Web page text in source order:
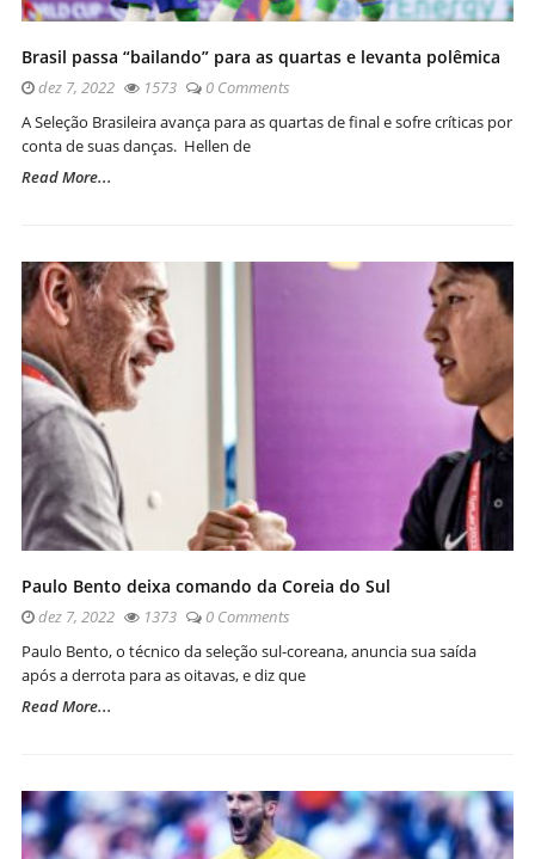
Brasil passa “bailando” para as quartas e levanta polêmica
dez 7, 2022 1573
0 Comments
A Seleção Brasileira avança para as quartas de final e sofre críticas por
conta de suas danças. Hellen de
Read More...
Paulo Bento deixa comando da Coreia do Sul
dez 7, 2022 1373
0 Comments
Paulo Bento, o técnico da seleção sul-coreana, anuncia sua saída
após a derrota para as oitavas, e diz que
Read More...